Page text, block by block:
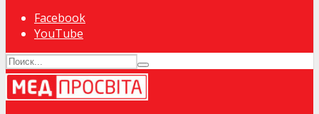
Facebook
YouTube